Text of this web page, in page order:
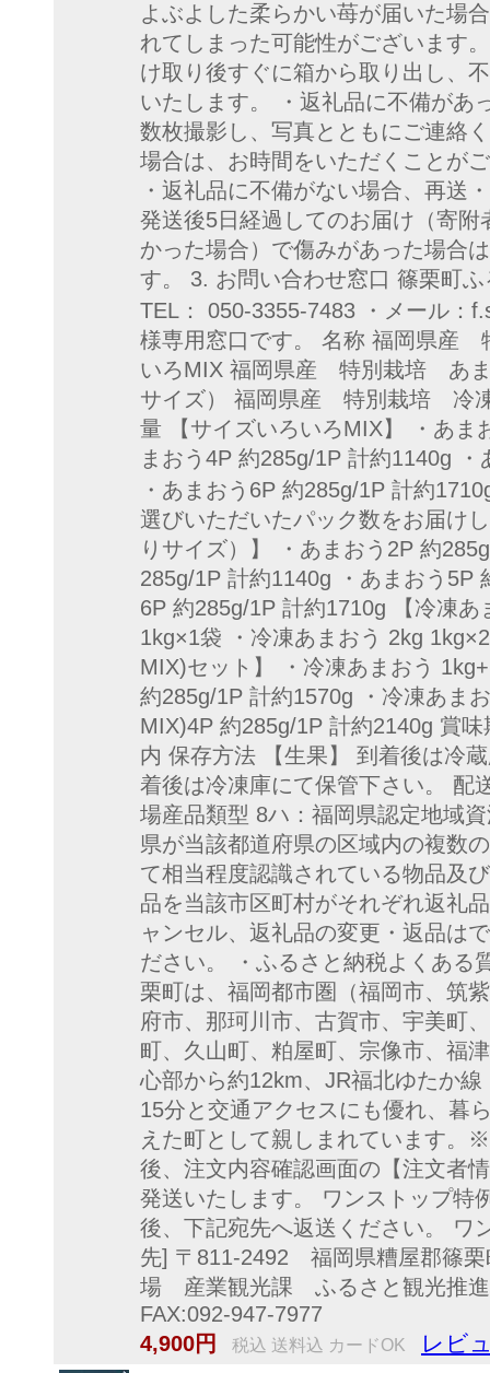
よぶよした柔らかい苺が届いた場
れてしまった可能性がございます
け取り後すぐに箱から取り出し、
いたします。 ・返礼品に不備があ
数枚撮影し、写真とともにご連絡
場合は、お時間をいただくことが
・返礼品に不備がない場合、再送
発送後5日経過してのお届け（寄
かった場合）で傷みがあった場合
す。 3. お問い合わせ窓口 篠栗町
TEL： 050-3355-7483 ・メール：
様専用窓口です。 名称 福岡県
いろMIX 福岡県産 特別栽培 あ
サイズ） 福岡県産 特別栽培 冷
量 【サイズいろいろMIX】 ・あま
まおう4P 約285g/1P 計約1140g
・あまおう6P 約285g/1P 計約
選びいただいたパック数をお届け
りサイズ）】 ・あまおう2P 約
285g/1P 計約1140g ・あまおう5P
6P 約285g/1P 計約1710g 【冷凍
1kg×1袋 ・冷凍あまおう 2kg
MIX)セット】 ・冷凍あまおう
約285g/1P 計約1570g ・冷凍あま
MIX)4P 約285g/1P 計約2140g 賞
内 保存方法 【生果】 到着後は冷
着後は冷凍庫にて保管下さい。 配
場産品類型 8ハ：福岡県認定地域
県が当該都道府県の区域内の複数
て相当程度認識されている物品及
品を当該市区町村がそれぞれ返礼
ャンセル、返礼品の変更・返品は
ださい。 ・ふるさと納税よくある
栗町は、福岡都市圏（福岡市、筑
府市、那珂川市、古賀市、宇美町
町、久山町、粕屋町、宗像市、福
心部から約12km、JR福北ゆたか
15分と交通アクセスにも優れ、暮
えた町として親しまれています。
後、注文内容確認画面の【注文者
発送いたします。 ワンストップ特
後、下記宛先へ返送ください。 ワ
先] 〒811-2492 福岡県糟屋郡篠栗
場 産業観光課 ふるさと観光推
FAX:092-947-7977
4,900円
税込 送料込 カードOK レビ